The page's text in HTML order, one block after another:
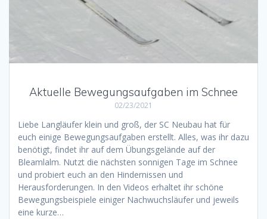
Aktuelle Bewegungsaufgaben im Schnee
02/23/2021
Liebe Langläufer klein und groß, der SC Neubau hat für
euch einige Bewegungsaufgaben erstellt. Alles, was ihr dazu
benötigt, findet ihr auf dem Übungsgelände auf der
Bleamlalm. Nutzt die nächsten sonnigen Tage im Schnee
und probiert euch an den Hindernissen und
Herausforderungen. In den Videos erhaltet ihr schöne
Bewegungsbeispiele einiger Nachwuchsläufer und jeweils
eine kurze…